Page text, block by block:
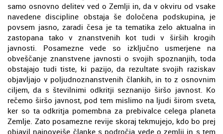
samo osnovno delitev ved o Zemlji in, da v okviru od vsake
navedene discipline obstaja še določena podskupina, je
povsem jasno, zaradi česa je ta tematika zelo aktualna in
zastopana tako v znanstvenih kot tudi v širših krogih
javnosti. Posamezne vede so izključno usmerjene na
obveščanje znanstvene javnosti o svojih spoznanjih, toda
obstajajo tudi tiste, ki pazijo, da rezultate svojih raziskav
objavljajo v poljudnoznanstvenih člankih, in to z osnovnim
ciljem, da s številnimi odkritji seznanijo širšo javnost. Ko
rečemo širšo javnost, pod tem mislimo na ljudi širom sveta,
ker so ta odkritja pomembna za prebivalce celega planeta
Zemlje. Zato posamezne revije skoraj tekmujejo, kdo bo prej
objavil najnovejše članke s področja vede o zemlji in s tem